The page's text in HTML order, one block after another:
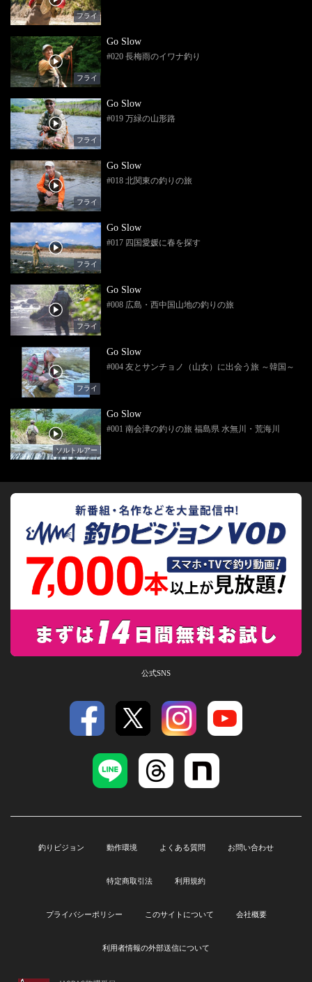
フライ
フライ
Go Slow
#020 長梅雨のイワナ釣り
フライ
Go Slow
#019 万緑の山形路
フライ
Go Slow
#018 北関東の釣りの旅
フライ
Go Slow
#017 四国愛媛に春を探す
フライ
Go Slow
#008 広島・西中国山地の釣りの旅
フライ
Go Slow
#004 友とサンチョノ（山女）に出会う旅 ～韓国～
ソルトルアー
Go Slow
#001 南会津の釣りの旅 福島県 水無川・荒海川
公式SNS
釣りビジョン 動作環境 よくある質問 お問い合わせ
特定商取引法 利用規約
プライバシーポリシー このサイトについて 会社概要
利用者情報の外部送信について